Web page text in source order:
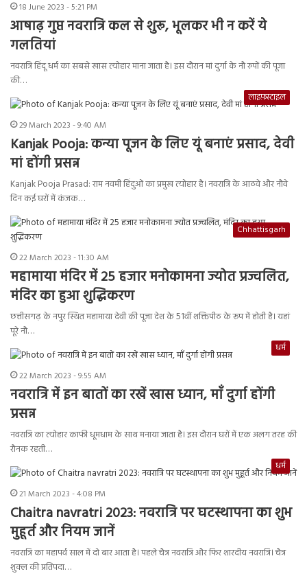
18 June 2023 - 5:21 PM
आषाढ़ गुप्त नवरात्रि कल से शुरू, भूलकर भी न करें ये
गलतियां
नवरात्रि हिंदू धर्म का सबसे खास त्योहार माना जाता है। इस दौरान मां दुर्गा के नौ रुपों की पूजा
की…
लाइफ़स्टाइल
29 March 2023 - 9:40 AM
Kanjak Pooja: कन्या पूजन के लिए यूं बनाएं प्रसाद, देवी
मां होंगी प्रसन्न
Kanjak Pooja Prasad: राम नवमी हिंदुओं का प्रमुख त्योहार है। नवरात्रि के आठवे और नौवे
दिन कई घरों में कंजक…
Chhattisgarh
22 March 2023 - 11:30 AM
महामाया मंदिर में 25 हजार मनोकामना ज्योत प्रज्वलित,
मंदिर का हुआ शुद्धिकरण
छत्तीसगढ़ के नपुर स्थित महामाया देवी की पूजा देश के 51वीं शक्तिपीठ के रूप में होती है। यहां
पूरे नौ…
धर्म
22 March 2023 - 9:55 AM
नवरात्रि में इन बातों का रखें खास ध्यान, माँ दुर्गा होंगी
प्रसन्न
नवरात्रि का त्योहार काफी धूमधाम के साथ मनाया जाता है। इस दौरान घरों में एक अलग तरह की
राैनक रहती…
धर्म
21 March 2023 - 4:08 PM
Chaitra navratri 2023: नवरात्रि पर घटस्थापना का शुभ
मुहूर्त और नियम जानें
नवरात्रि का महापर्व साल में दो बार आता है। पहले चैत्र नवरात्रि और फिर शारदीय नवरात्रि। चैत्र
शुक्ल की प्रतिपदा…